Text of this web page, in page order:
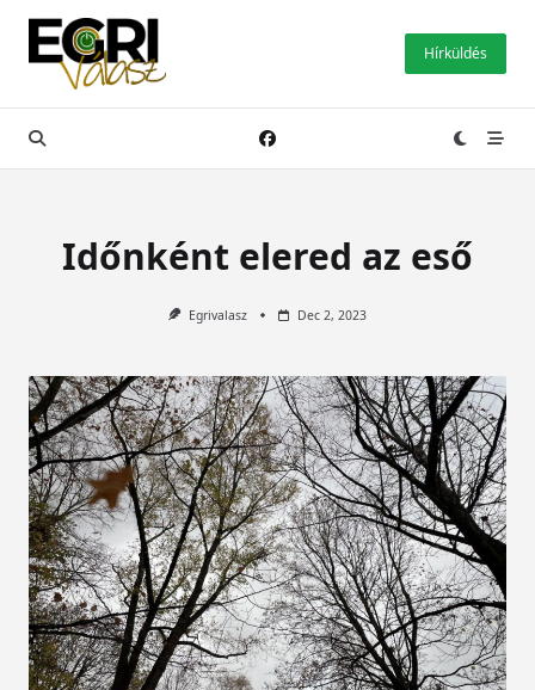
Skip
content
Hírküldés
Időnként elered az eső
Egrivalasz Dec 2, 2023